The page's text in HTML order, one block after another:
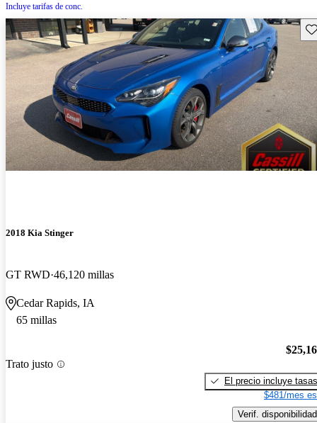
Incluye tarifas de conc.
2018 Kia Stinger
GT RWD 46,120 millas
Cedar Rapids, IA
65 millas
Trato justo
El precio incluye tasas
$481/mes
Verif. disponibilidad